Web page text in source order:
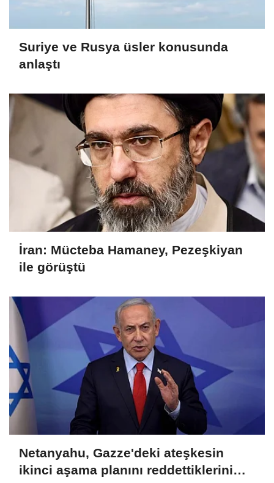
Suriye ve Rusya üsler konusunda
anlaştı
İran: Mücteba Hamaney, Pezeşkiyan
ile görüştü
Netanyahu, Gazze'deki ateşkesin
ikinci aşama planını reddettiklerini